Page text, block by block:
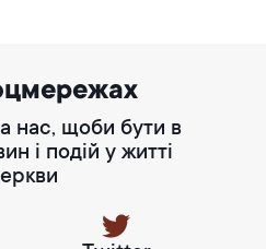
нас, щоби бути в
і подій у житті